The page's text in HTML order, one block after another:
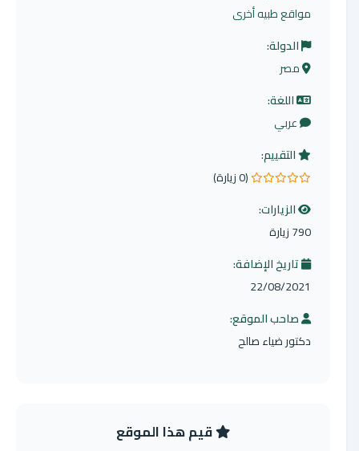
مواقع طبيه أخرى
الدولة:
مصر
اللغة:
عربي
التقييم:
0.0 من 5 نجوم
(0 زيارة)
الزيارات:
790 زيارة
تاريخ الإضافة:
22/08/2021
صاحب الموقع:
دكتور ضياء صالح
قيم هذا الموقع